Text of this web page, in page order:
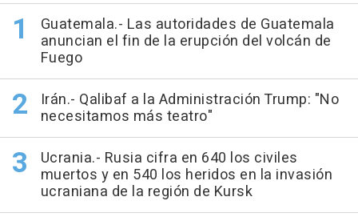
Guatemala.- Las autoridades de Guatemala
anuncian el fin de la erupción del volcán de
Fuego
Irán.- Qalibaf a la Administración Trump: "No
necesitamos más teatro"
Ucrania.- Rusia cifra en 640 los civiles
muertos y en 540 los heridos en la invasión
ucraniana de la región de Kursk